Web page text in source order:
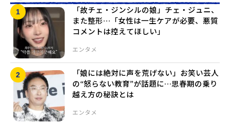
エンタメ
「故チェ・ジンシルの娘」チェ・ジュニ、
また整形…「女性は一生ケアが必要、悪質
コメントは控えてほしい」
エンタメ
「娘には絶対に声を荒げない」お笑い芸人
の“怒らない教育”が話題に…思春期の乗り
越え方の秘訣とは